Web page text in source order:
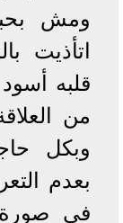
ومش
اتأذيت
قلبه
من
وبكل
بعدم
في